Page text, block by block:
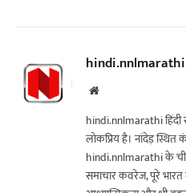
Website
hindi.nnlmarathi
लोकप्रिय है। नांदेड़ स्थित
hindi.nnlmarathi के चीफ
समाचार कवरेज, पूरे भारत